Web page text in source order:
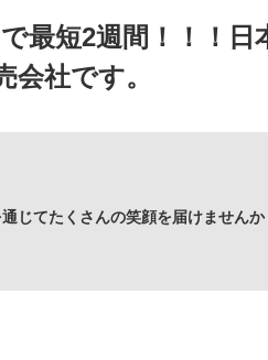
最短2週間！！！
会社です。
じてたくさんの笑顔を届けませんか